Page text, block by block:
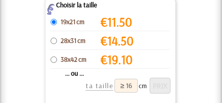
ZChoisir la taille
19x21 cm
€11.50
28x31 cm €14.50
38x42 cm €19.10
... ou ...
ta taille
cm